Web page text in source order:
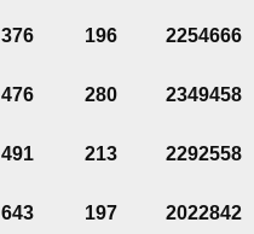
376 196 2254666
476 280 2349458
491 213 2292558
643 197 2022842